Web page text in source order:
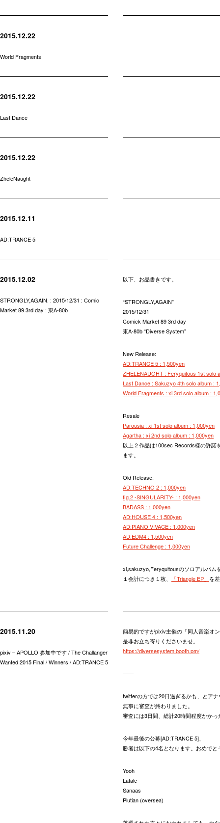
2015.12.22
World Fragments
2015.12.22
Last Dance
2015.12.22
ZheleNaught
2015.12.11
AD:TRANCE 5
2015.12.02
STRONGLY,AGAIN. : 2015/12/31 : Comic
Market 89 3rd day : 東A-80b
以下、お品書きです。
“STRONGLY,AGAIN”
2015/12/31
Comick Market 89 3rd day
東A-80b “Diverse System”
New Release:
AD:TRANCE 5 : 1,500yen
ZHELENAUGHT : Feryquitous 1st solo
Last Dance : Sakuzyo 4th solo album :
World Fragments : xi 3rd solo album :
Resale
Parousia : xi 1st solo album : 1,000yen
Agartha : xi 2nd solo album : 1,000yen
以上２作品は100sec Records様の許
ます。
Old Release:
AD:TECHNO 2 : 1,000yen
fig.2 -SINGULARITY- : 1,000yen
BADASS : 1,000yen
AD:HOUSE 4 : 1,500yen
AD:PIANO VIVACE : 1,000yen
AD:EDM4 : 1,500yen
Future Challenge : 1,000yen
xi,sakuzyo,Feryquitousのソロアルバム
１会計につき１枚、
「Triangle EP」 を
2015.11.20
pixiv – APOLLO 参加中です / The Challanger
Wanted 2015 Final / Winners / AD:TRANCE 5
簡易的ですがpixiv主催の「同人音楽オ
是非お立ち寄りくださいませ。
https://diversesystem.booth.pm/
——
twitterの方では20日過ぎるかも、とア
無事に審査が終わりました。
審査には3日間、総計20時間程度かか
今年最後の公募[AD:TRANCE 5]、
勝者は以下の4名となります。おめでと
Yooh
Lafale
Sanaas
Plutian (oversea)